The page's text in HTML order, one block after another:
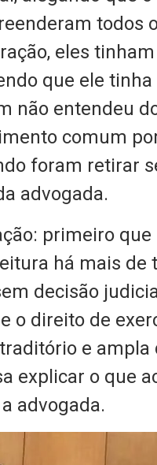
todos
eles
que ele tinha
não entendeu
comum
foram retirar
advogada.
primeiro
há mais de
decisão
o direito de
e
explicar o que
advogada.